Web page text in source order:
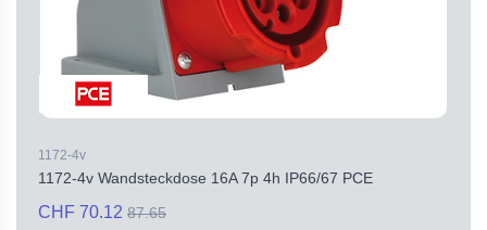
1172-4v
1172-4v Wandsteckdose 16A 7p 4h IP66/67 PCE
CHF 70.12 87.65